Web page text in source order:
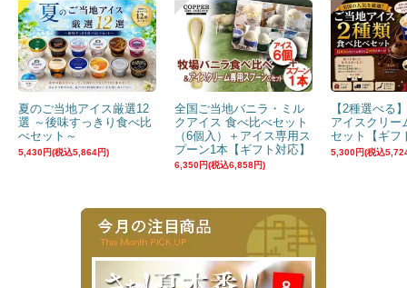
夏のご当地アイス厳選12
選 ～後味すっきり食べ比
べセット～
5,430円(税込5,864円)
全国ご当地バニラ・ミル
クアイス 食べ比べセット
（6個入）＋アイス専用ス
プーン1本【ギフト対応】
6,350円(税込6,858円)
【2種選べる
アイスクリー
セット【ギフ
5,300円(税込